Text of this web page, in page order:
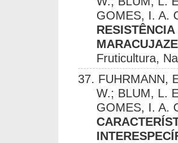
GOMES, I. A.
Fruticultura,
37. FUHRMANN,
W.; BLUM, L.
GOMES, I. A.